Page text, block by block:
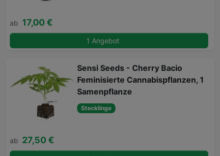
ab 17,00 €
1 Angebot
Sensi Seeds - Cherry Bacio
Feminisierte Cannabispflanzen, 1
Samenpflanze
Stecklinge
ab 27,50 €